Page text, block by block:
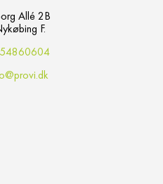
Allé 2B
F.